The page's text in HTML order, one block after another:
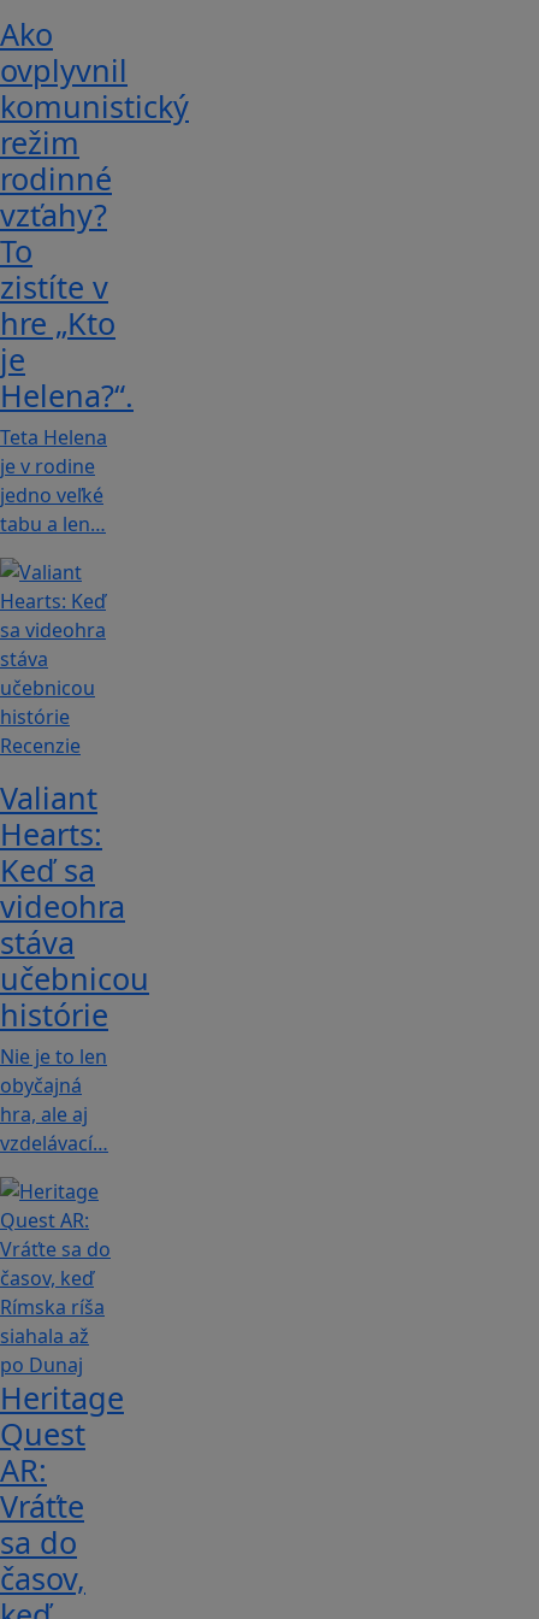
Ako
ovplyvnil
komunistický
režim
rodinné
vzťahy?
To
zistíte v
hre „Kto
je
Helena?“.
Teta Helena
je v rodine
jedno veľké
tabu a len…
Recenzie
Valiant
Hearts:
Keď sa
videohra
stáva
učebnicou
histórie
Nie je to len
obyčajná
hra, ale aj
vzdelávací…
Heritage
Quest
AR:
Vráťte
sa do
časov,